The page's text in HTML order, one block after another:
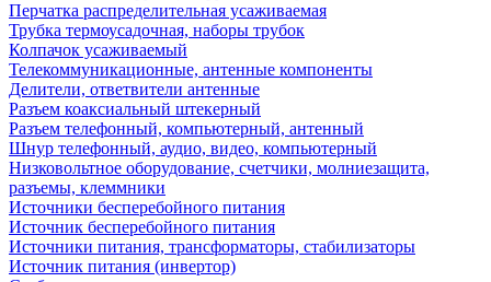
Перчатка распределительная усаживаемая
Трубка термоусадочная, наборы трубок
Колпачок усаживаемый
Телекоммуникационные, антенные компоненты
Делители, ответвители антенные
Разъем коаксиальный штекерный
Разъем телефонный, компьютерный, антенный
Шнур телефонный, аудио, видео, компьютерный
Низковольтное оборудование, счетчики, молниезащита,
разъемы, клеммники
Источники бесперебойного питания
Источник бесперебойного питания
Источники питания, трансформаторы, стабилизаторы
Источник питания (инвертор)